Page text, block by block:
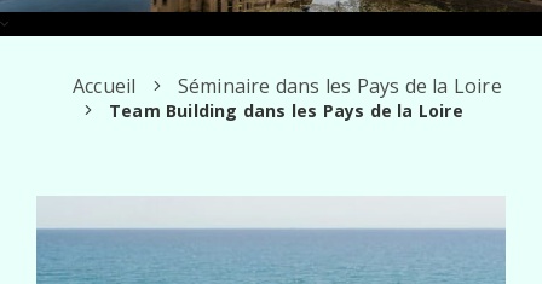
Accueil Séminaire dans les Pays de la Loire
Team Building dans les Pays de la Loire